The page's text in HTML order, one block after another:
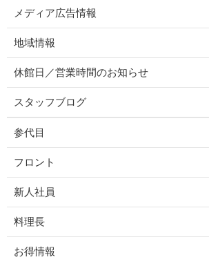
メディア広告情報
地域情報
休館日／営業時間のお知らせ
スタッフブログ
参代目
フロント
新人社員
料理長
お得情報